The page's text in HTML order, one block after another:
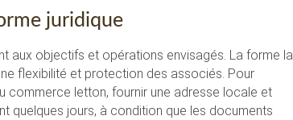
juridique
aux objectifs et opérations envisagés. La forme la
flexibilité et protection des associés. Pour
commerce letton, fournir une adresse locale et
quelques jours, à condition que les documents